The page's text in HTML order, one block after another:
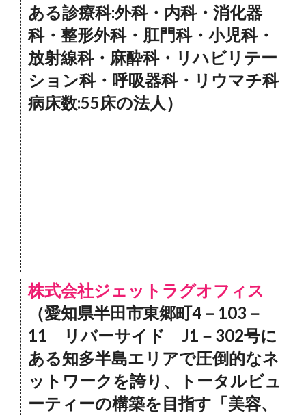
ある診療科:外科・内科・消化器
科・整形外科・肛門科・小児科・
放射線科・麻酔科・リハビリテー
ション科・呼吸器科・リウマチ科
病床数:55床の法人）
株式会社ジェットラグオフィス
（愛知県半田市東郷町4－103－
11 リバーサイド J1－302号に
ある知多半島エリアで圧倒的なネ
ットワークを誇り、トータルビュ
ーティーの構築を目指す「美容、